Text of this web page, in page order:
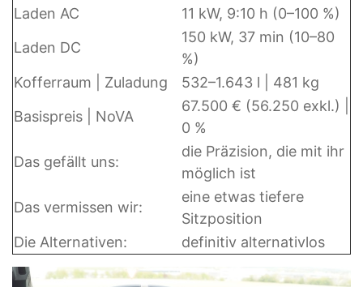
Laden AC
11 kW, 9:10 h (0–100 %)
Laden DC
150 kW, 37 min (10–80
%)
Kofferraum | Zuladung
532–1.643 l | 481 kg
Basispreis | NoVA
67.500 € (56.250 exkl.) |
0 %
Das gefällt uns:
die Präzision, die mit ihr
möglich ist
Das vermissen wir:
eine etwas tiefere
Sitzposition
Die Alternativen:
definitiv alternativlos